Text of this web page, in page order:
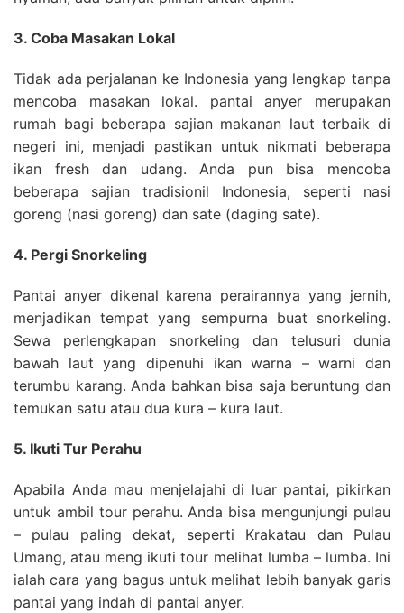
3. Coba Masakan Lokal
Tidak ada perjalanan ke Indonesia yang lengkap tanpa
mencoba masakan lokal. pantai anyer merupakan
rumah bagi beberapa sajian makanan laut terbaik di
negeri ini, menjadi pastikan untuk nikmati beberapa
ikan fresh dan udang. Anda pun bisa mencoba
beberapa sajian tradisionil Indonesia, seperti nasi
goreng (nasi goreng) dan sate (daging sate).
4. Pergi Snorkeling
Pantai anyer dikenal karena perairannya yang jernih,
menjadikan tempat yang sempurna buat snorkeling.
Sewa perlengkapan snorkeling dan telusuri dunia
bawah laut yang dipenuhi ikan warna – warni dan
terumbu karang. Anda bahkan bisa saja beruntung dan
temukan satu atau dua kura – kura laut.
5. Ikuti Tur Perahu
Apabila Anda mau menjelajahi di luar pantai, pikirkan
untuk ambil tour perahu. Anda bisa mengunjungi pulau
– pulau paling dekat, seperti Krakatau dan Pulau
Umang, atau meng ikuti tour melihat lumba – lumba. Ini
ialah cara yang bagus untuk melihat lebih banyak garis
pantai yang indah di pantai anyer.